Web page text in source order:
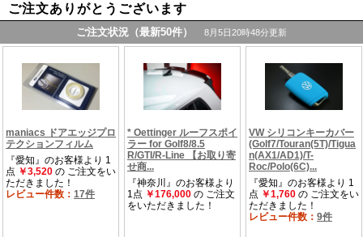
ご注文ありがとうございます